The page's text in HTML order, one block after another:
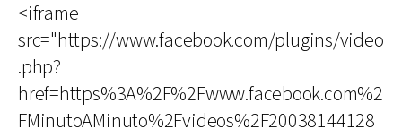
<iframe
src="https://www.facebook.com/plugins/video
.php?
href=https%3A%2F%2Fwww.facebook.com%2
FMinutoAMinuto%2Fvideos%2F20038144128